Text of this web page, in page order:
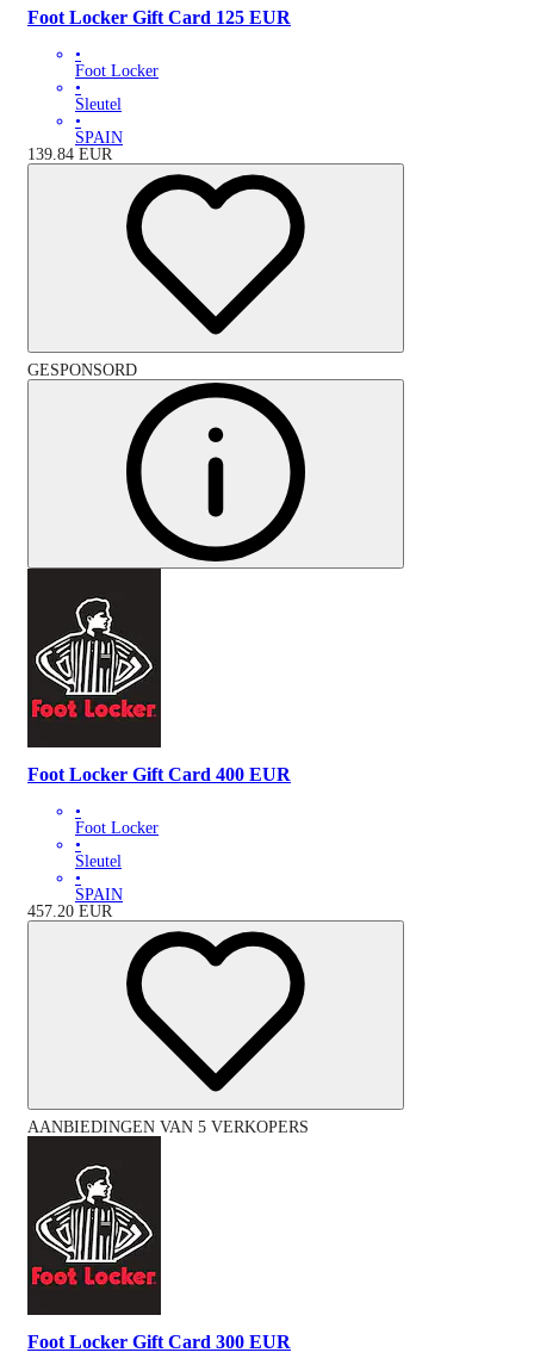
Foot Locker Gift Card 125 EUR
•
Foot Locker
•
Sleutel
•
SPAIN
139.84 EUR
GESPONSORD
Foot Locker Gift Card 400 EUR
•
Foot Locker
•
Sleutel
•
SPAIN
457.20 EUR
AANBIEDINGEN VAN 5 VERKOPERS
Foot Locker Gift Card 300 EUR